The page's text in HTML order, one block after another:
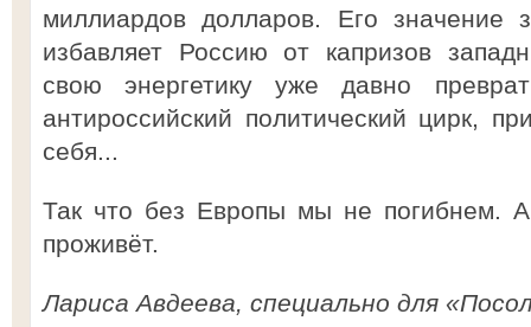
миллиардов долларов. Его значение
избавляет Россию от капризов
свою энергетику уже давно
антироссийский политический цирк,
себя...
Так что без Европы мы не погибнем.
проживёт.
Лариса Авдеева, специально для